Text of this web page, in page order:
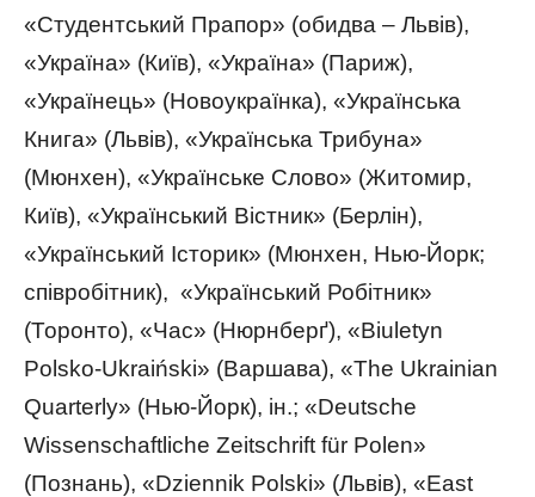
«Студентський Прапор» (обидва – Львів),
«Україна» (Київ), «Україна» (Париж),
«Українець» (Новоукраїнка), «Українська
Книга» (Львів), «Українська Трибуна»
(Мюнхен), «Українське Слово» (Житомир,
Київ), «Український Вістник» (Берлін),
«Український Історик» (Мюнхен, Нью-Йорк;
співробітник), «Український Робітник»
(Торонто), «Час» (Нюрнберґ), «Biuletyn
Polsko-Ukraiński» (Варшава), «The Ukrainian
Quarterly» (Нью-Йорк), ін.; «Deutsche
Wissenschaftliche Zeitschrift für Polen»
(Познань), «Dziennik Polski» (Львів), «East